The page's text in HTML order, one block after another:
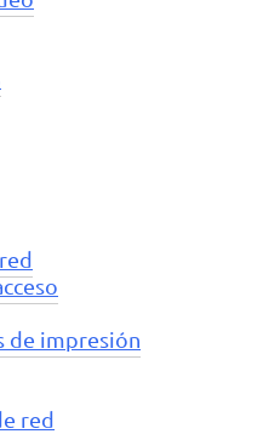
de impresión
red